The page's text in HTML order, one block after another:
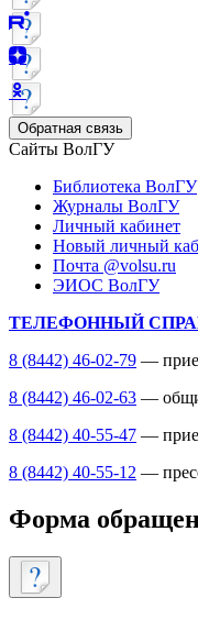
Обратная связь
Сайты ВолГУ
Библиотека ВолГУ
Журналы ВолГУ
Личный кабинет
Новый личный
Почта @volsu.ru
ЭИОС ВолГУ
ТЕЛЕФОННЫЙ
8 (8442) 46-02-79 —
8 (8442) 46-02-63 —
8 (8442) 40-55-47 —
8 (8442) 40-55-12 —
Форма